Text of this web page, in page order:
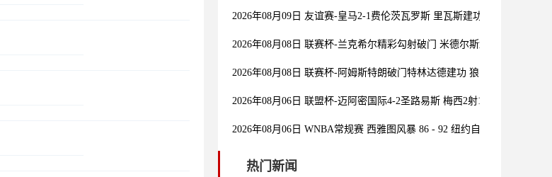
2026年08月09日 友谊赛-皇马2-1费伦茨瓦罗斯 里瓦斯建功埃斯皮破门巴
2026年08月08日 联赛杯-兰克希尔精彩勾射破门 米德尔斯堡1-0雷克瑟姆
2026年08月08日 联赛杯-阿姆斯特朗破门特林达德建功 狼队3-0维尔港
2026年08月06日 联盟杯-迈阿密国际4-2圣路易斯 梅西2射1传 阿伦助攻戴
2026年08月06日 WNBA常规赛 西雅图风暴 86 - 92 纽约自由人 全场集锦
热门新闻